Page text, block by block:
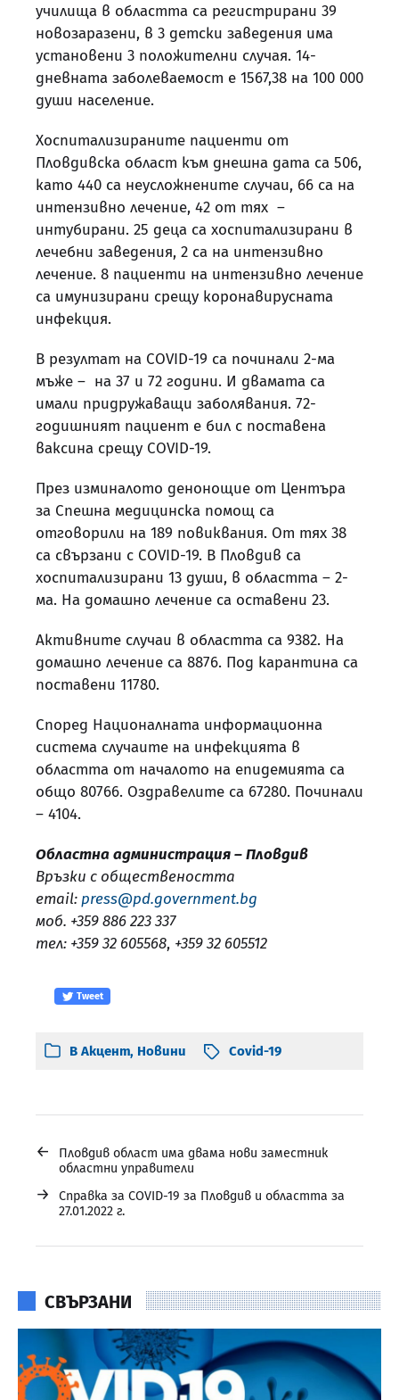
училища в областта са регистрирани 39
новозаразени, в 3 детски заведения има
установени 3 положителни случая. 14-
дневната заболеваемост е 1567,38 на 100 000
души население.
Хоспитализираните пациенти от
Пловдивска област към днешна дата са 506,
като 440 са неусложнените случаи, 66 са на
интензивно лечение, 42 от тях –
интубирани. 25 деца са хоспитализирани в
лечебни заведения, 2 са на интензивно
лечение. 8 пациенти на интензивно лечение
са имунизирани срещу коронавирусната
инфекция.
В резултат на COVID-19 са починали 2-ма
мъже – на 37 и 72 години. И двамата са
имали придружаващи заболявания. 72-
годишният пациент е бил с поставена
ваксина срещу COVID-19.
През изминалото денонощие от Центъра
за Спешна медицинска помощ са
отговорили на 189 повиквания. От тях 38
са свързани с COVID-19. В Пловдив са
хоспитализирани 13 души, в областта – 2-
ма. На домашно лечение са оставени 23.
Активните случаи в областта са 9382. На
домашно лечение са 8876. Под карантина са
поставени 11780.
Според Националната информационна
система случаите на инфекцията в
областта от началото на епидемията са
общо 80766. Оздравелите са 67280. Починали
– 4104.
Областна администрация – Пловдив
Връзки с обществеността
email: press@pd.government.bg
моб. +359 886 223 337
тел: +359 32 605568, +359 32 605512
Tweet
В Акцент, Новини Covid-19
←
Пловдив област има двама нови заместник
областни управители
→
Справка за COVID-19 за Пловдив и областта за
27.01.2022 г.
СВЪРЗАНИ